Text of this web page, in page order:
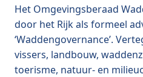
Het Omgevingsberaad
door het Rijk als formeel
‘Waddengovernance’.
vissers, landbouw,
toerisme, natuur- en